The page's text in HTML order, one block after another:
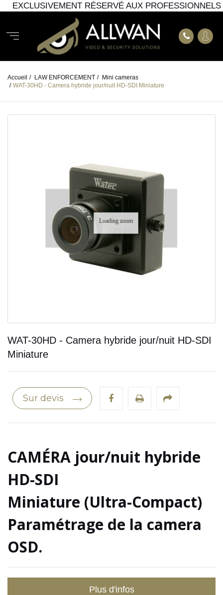
EXCLUSIVEMENT RÉSERVÉ AUX PROFESSIONNELS
Accueil / LAW ENFORCEMENT / Mini cameras
/ WAT-30HD - Camera hybride jour/nuit HD-SDI Miniature
Loading zoom
WAT-30HD - Camera hybride jour/nuit HD-SDI
Miniature
Sur devis
CAMÉRA jour/nuit hybride
HD-SDI
Miniature (Ultra-Compact)
Paramétrage de la camera
OSD.
Plus d'infos